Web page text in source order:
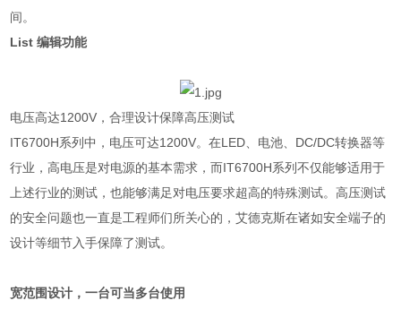
间。
List编辑功能
电压高达1200V，合理设计保障高压测试
IT6700H系列中，电压可达1200V。在LED 、电池、 DC/DC转换器等
行业，高电压是对电源的基本需求，而IT6700H系列不仅能够适用于
上述行业的测试，也能够满足对电压要求超高的特殊测试。高压测试
的安全问题也一直是工程师们所关心的，艾德克斯在诸如安全端子的
设计等细节入手保障了测试。
宽范围设计，一台可当多台使用